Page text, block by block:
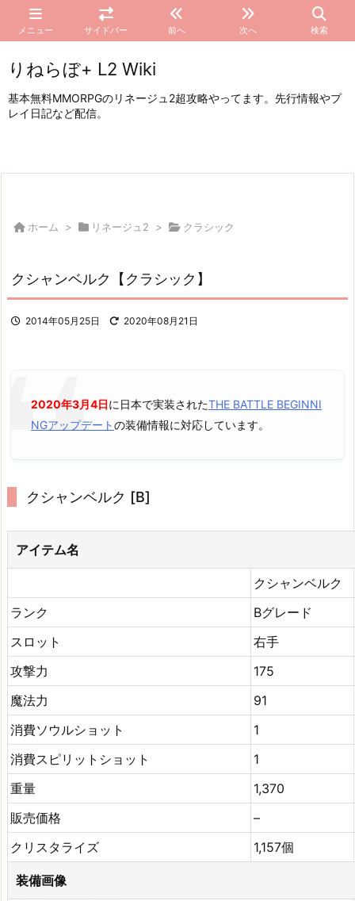
メニュー サイドバー 前へ 次へ 検索
りねらぼ+ L2 Wiki
基本無料MMORPGのリネージュ2超攻略やってます。先行情報やプ
レイ日記など配信。
ホーム > リネージュ2 > クラシック
クシャンベルク【クラシック】
2014年05月25日 2020年08月21日
2020年3月4日に日本で実装されたTHE BATTLE BEGINNI
NGアップデートの装備情報に対応しています。
クシャンベルク [B]
アイテム名
クシャンベルク
ランク
Bグレード
スロット
右手
攻撃力
175
魔法力
91
消費ソウルショット
1
消費スピリットショット
1
重量
1,370
販売価格
–
クリスタライズ
1,157個
装備画像